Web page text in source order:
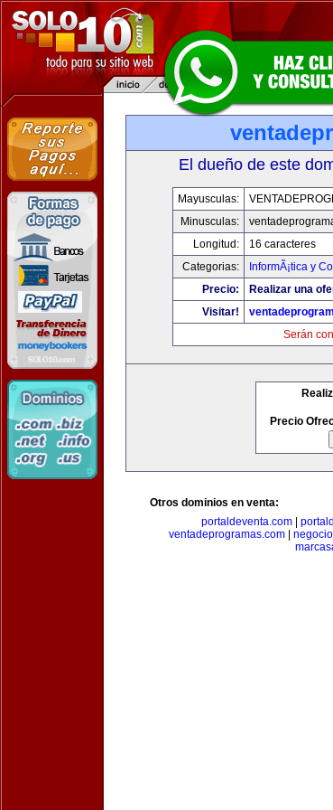
El dueño de este
Mayusculas:
Minusculas:
Longitud:
16 caracteres
Categorias:
InformÃ¡tica y
Precio:
Realizar una
Visitar!
Serán
Precio
Otros dominios en venta:
portaldeventa.com
ventadeprogramas.com|